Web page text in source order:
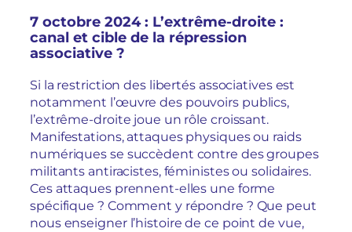
7 octobre 2024 : L’extrême-droite :
canal et cible de la répression
associative ?
Si la restriction des libertés associatives est
notamment l’œuvre des pouvoirs publics,
l’extrême-droite joue un rôle croissant.
Manifestations, attaques physiques ou raids
numériques se succèdent contre des groupes
militants antiracistes, féministes ou solidaires.
Ces attaques prennent-elles une forme
spécifique ? Comment y répondre ? Que peut
nous enseigner l’histoire de ce point de vue,